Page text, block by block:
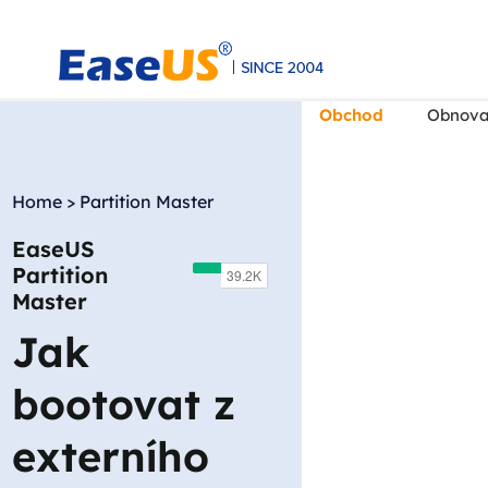
EaseUS
Obchod
Home > Partition Master
EaseUS
Partition
Master
Jak
bootovat z
externího